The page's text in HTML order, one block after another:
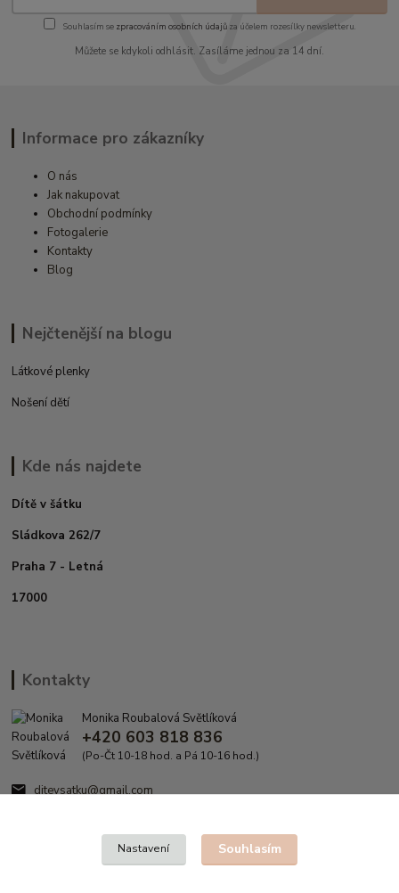
Souhlasím se zpracováním osobních údajůza účelem rozesílky newsletteru.
Můžete se kdykoli odhlásit. Zasíláme jednou za 14 dní.
Informace pro zákazníky
O nás
Jak nakupovat
Obchodní podmínky
Fotogalerie
Kontakty
Blog
Nejčtenější na blogu
Látkové plenky
Nošení dětí
Kde nás najdete
Dítě v šátku
Sládkova 262/7
Praha 7 - Letná
17000
Kontakty
Monika Roubalová Světlíková
+420 603 818 836
(Po-Čt 10-18 hod. a Pá 10-16 hod.)
ditevsatku@gmail.com
Nastavení Souhlasím